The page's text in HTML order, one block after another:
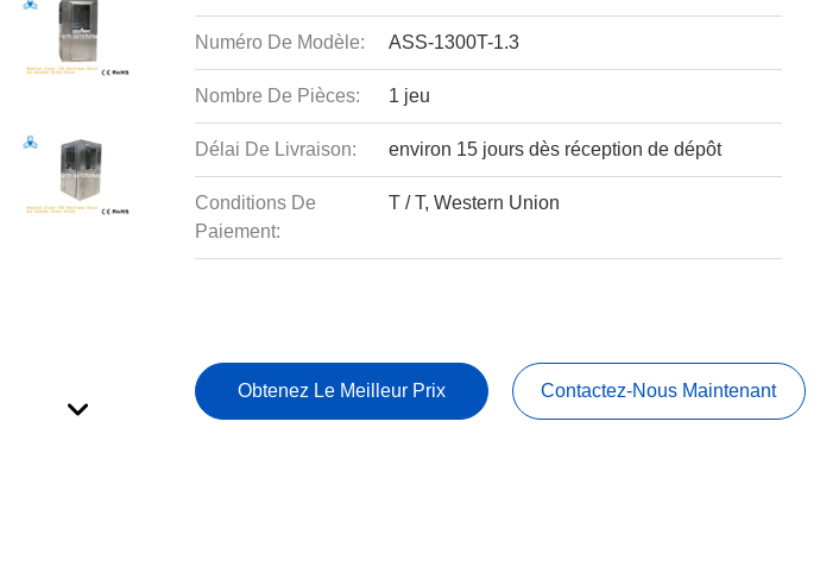
Numéro De Modèle: ASS-1300T-1.3
Nombre De Pièces: 1 jeu
Délai De Livraison: environ 15 jours dès réception de dépôt
Conditions De
Paiement:
T / T, Western Union
Obtenez Le Meilleur Prix Contactez-Nous Maintenant